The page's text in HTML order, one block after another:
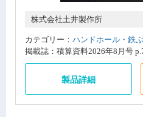
株式会社土井製作所
カテゴリー： ハンドホール・鉄
掲載誌：積算資料2026年8月号
製品詳細